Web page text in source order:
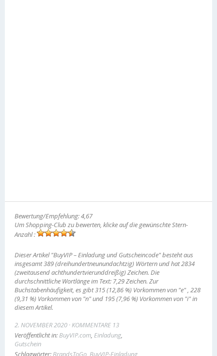
Bewertung/Empfehlung: 4,67
Um Shopping-Club zu bewerten, klicke auf die gewünschte Stern-
Anzahl :
Dieser Artikel "BuyVIP – Einladung und Gutscheincode" besteht aus
insgesamt 389 (dreihundertneunundachtzig) Wörtern und hat 2834
(zweitausend achthundertvierunddreißig) Zeichen. Die
durchschnittliche Wortlänge im Text: 7,29 Zeichen. Zur
Buchstabenhäufigkeit, es gibt 315 (12,86 %) Vorkommen von "e" , 228
(9,31 %) Vorkommen von "n" und 195 (7,96 %) Vorkommen von "i" in
diesem Artikel.
2. NOVEMBER 2020 KOMMENTARE 13
Veröffentlicht in:BuyVIP.com, Einladung,
Gutschein
Schlagwörter: BrandsToGo BuyVIP-Einladung